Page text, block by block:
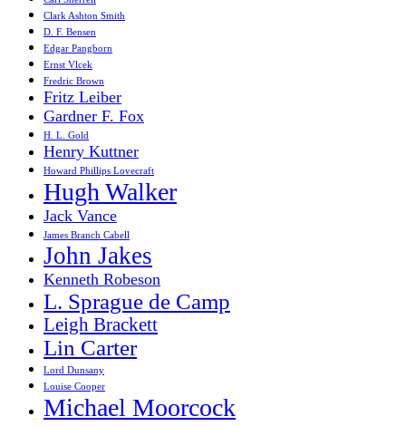
Clark Ashton Smith
D. F. Bensen
Edgar Pangborn
Ernst Vlcek
Fredric Brown
Fritz Leiber
Gardner F. Fox
H. L. Gold
Henry Kuttner
Howard Phillips Lovecraft
Hugh Walker
Jack Vance
James Branch Cabell
John Jakes
Kenneth Robeson
L. Sprague de Camp
Leigh Brackett
Lin Carter
Lord Dunsany
Louise Cooper
Michael Moorcock